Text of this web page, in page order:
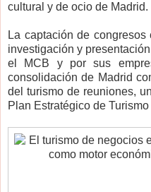
cultural y de ocio de Madrid.
La captación de
investigación y
el MCB y por sus
consolidación de Madrid
del turismo de reuniones,
Plan Estratégico de